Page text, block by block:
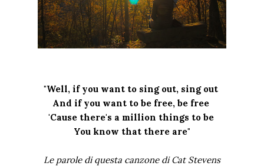
"Well, if you want to sing out, sing out
And if you want to be free, be free
'Cause there's a million things to be
You know that there are"
Le parole di questa canzone di Cat Stevens